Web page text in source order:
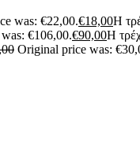
was: €22,00.€18,00Η
€106,00.€90,00Η
Original price was: